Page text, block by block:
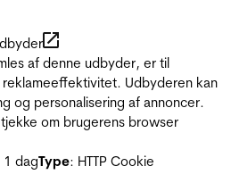
af denne udbyder, er til
reklameeffektivitet. Udbyderen kan
og personalisering af annoncer.
om brugerens browser
1 dagType: HTTP Cookie